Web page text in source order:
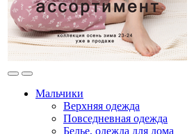
Мальчики
Верхняя одежда
Повседневная одежда
Белье, одежда для дома